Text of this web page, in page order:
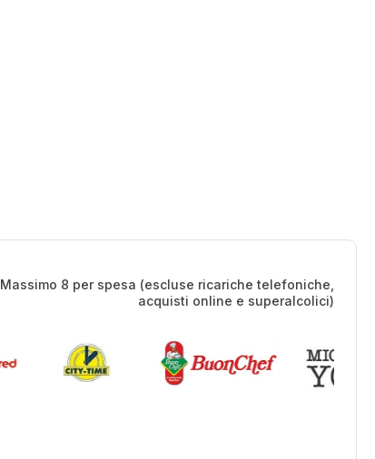
Massimo 8 per spesa (escluse ricariche telefoniche,
acquisti online e superalcolici)